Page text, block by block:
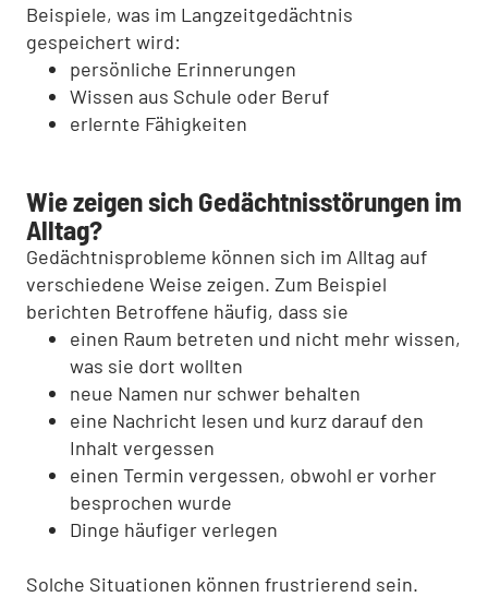
Beispiele, was im Langzeitgedächtnis
gespeichert wird:
persönliche Erinnerungen
Wissen aus Schule oder Beruf
erlernte Fähigkeiten
Wie zeigen sich Gedächtnisstörungen im
Alltag?
Gedächtnisprobleme können sich im Alltag auf
verschiedene Weise zeigen. Zum Beispiel
berichten Betroffene häufig, dass sie
einen Raum betreten und nicht mehr wissen,
was sie dort wollten
neue Namen nur schwer behalten
eine Nachricht lesen und kurz darauf den
Inhalt vergessen
einen Termin vergessen, obwohl er vorher
besprochen wurde
Dinge häufiger verlegen
Solche Situationen können frustrierend sein.